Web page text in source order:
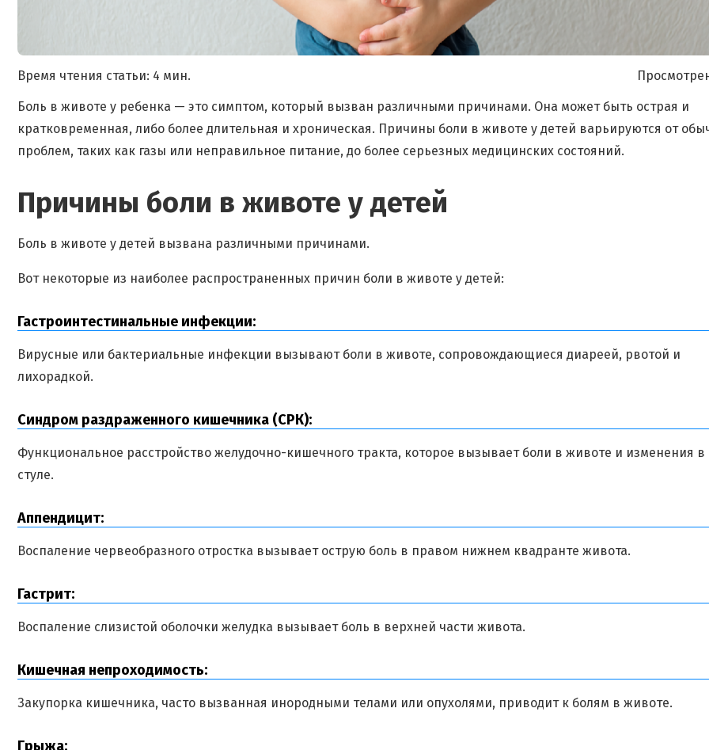
Время чтения статьи: 4 мин.
Боль в животе у ребенка — это симптом, который вызван различными причинами. Она может быть острая и
кратковременная, либо более длительная и хроническая. Причины боли в животе у детей варьируются от
проблем, таких как газы или неправильное питание, до более серьезных медицинских состояний.
Причины боли в животе у детей
Боль в животе у детей вызвана различными причинами.
Вот некоторые из наиболее распространенных причин боли в животе у детей:
Гастроинтестинальные инфекции:
Вирусные или бактериальные инфекции вызывают боли в животе, сопровождающиеся диареей, рвотой и
лихорадкой.
Синдром раздраженного кишечника (СРК):
Функциональное расстройство желудочно-кишечного тракта, которое вызывает боли в животе и изменения в
стуле.
Аппендицит:
Воспаление червеобразного отростка вызывает острую боль в правом нижнем квадранте живота.
Гастрит:
Воспаление слизистой оболочки желудка вызывает боль в верхней части живота.
Кишечная непроходимость:
Закупорка кишечника, часто вызванная инородными телами или опухолями, приводит к болям в животе.
Грыжа: